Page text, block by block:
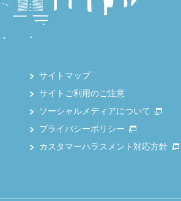
サイトマップ
サイトご利用のご注意
ソーシャルメディアについて
プライバシーポリシー
カスタマーハラスメント対応方針